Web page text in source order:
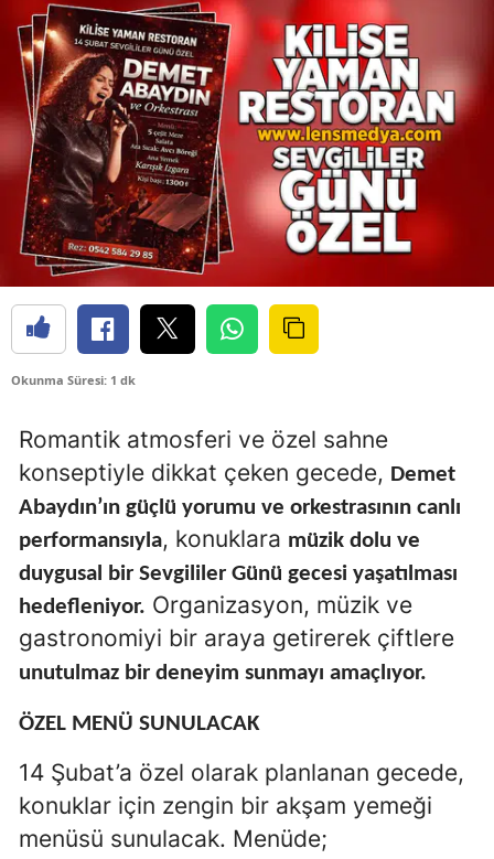
Okunma Süresi: 1 dk
Romantik atmosferi ve özel sahne
konseptiyle dikkat çeken gecede, Demet
Abaydın’ın güçlü yorumu ve orkestrasının canlı
performansıyla, konuklara müzik dolu ve
duygusal bir Sevgililer Günü gecesi yaşatılması
hedefleniyor. Organizasyon, müzik ve
gastronomiyi bir araya getirerek çiftlere
unutulmaz bir deneyim sunmayı amaçlıyor.
ÖZEL MENÜ SUNULACAK
14 Şubat’a özel olarak planlanan gecede,
konuklar için zengin bir akşam yemeği
menüsü sunulacak. Menüde;